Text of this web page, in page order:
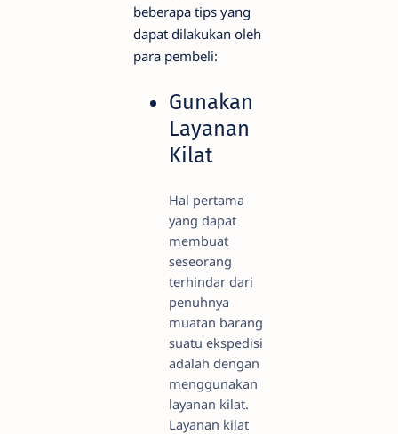
beberapa tips yang
dapat dilakukan oleh
para pembeli:
Gunakan
Layanan
Kilat
Hal pertama
yang dapat
membuat
seseorang
terhindar dari
penuhnya
muatan barang
suatu ekspedisi
adalah dengan
menggunakan
layanan kilat.
Layanan kilat